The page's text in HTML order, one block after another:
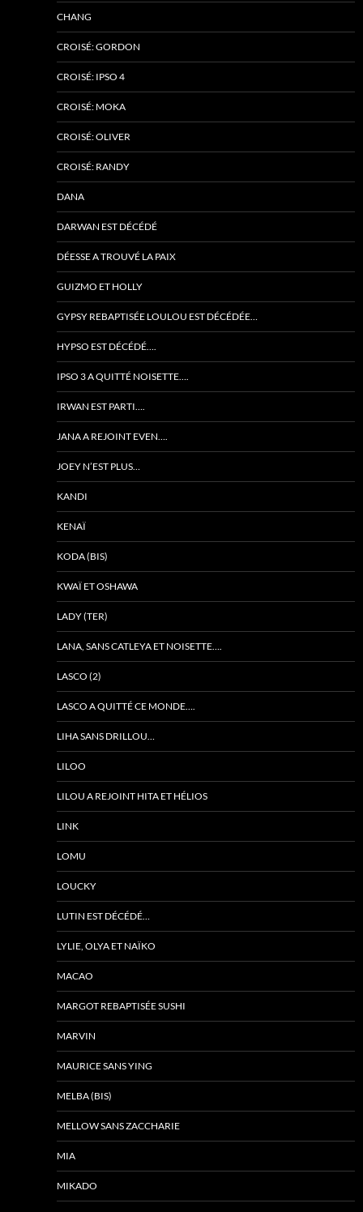
CHANG
CROISÉ: GORDON
CROISÉ: IPSO 4
CROISÉ: MOKA
CROISÉ: OLIVER
CROISÉ: RANDY
DANA
DARWAN EST DÉCÉDÉ
DÉESSE A TROUVÉ LA PAIX
GUIZMO ET HOLLY
GYPSY REBAPTISÉE LOULOU EST DÉCÉDÉE…
HYPSO EST DÉCÉDÉ….
IPSO 3 A QUITTÉ NOISETTE….
IRWAN EST PARTI….
JANA A REJOINT EVEN….
JOEY N’EST PLUS…
KANDI
KENAÏ
KODA (BIS)
KWAÏ ET OSHAWA
LADY (TER)
LANA, SANS CATLEYA ET NOISETTE….
LASCO (2)
LASCO A QUITTÉ CE MONDE….
LIHA SANS DRILLOU…
LILOO
LILOU A REJOINT HITA ET HÉLIOS
LINK
LOMU
LOUCKY
LUTIN EST DÉCÉDÉ…
LYLIE, OLYA ET NAÏKO
MACAO
MARGOT REBAPTISÉE SUSHI
MARVIN
MAURICE SANS YING
MELBA (BIS)
MELLOW SANS ZACCHARIE
MIA
MIKADO